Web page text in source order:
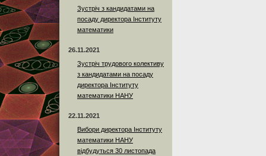
Зустріч з кандидатами на
посаду директора Інституту
математики
26.11.2021
Зустріч трудового колективу
з кандидатами на посаду
директора Інституту
математики НАНУ
22.11.2021
Вибори директора Інституту
математики НАНУ
відбудуться 30 листопада